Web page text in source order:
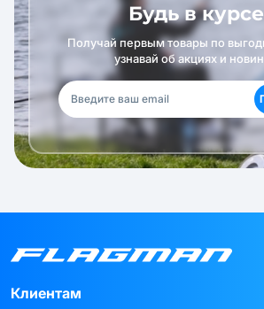
Будь в
Получай первым товары по
узнавай об акциях и
Клиентам